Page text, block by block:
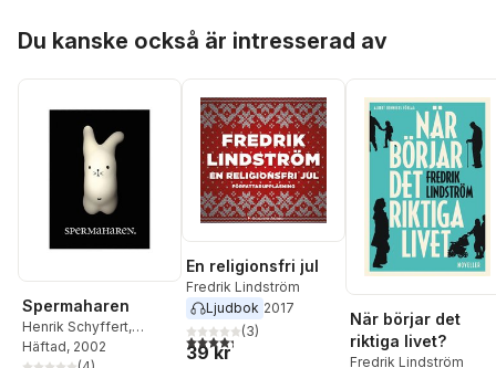
Oscarson ,Alf
Bjärvall
Du kanske också är intresserad av
Spermaharen
Henrik Schyffert,
Robert Gustafsson
Häftad, 2002
En religionsfri jul
Fredrik Lindström
Ljudbok 2017
4,3utav 5 stjärnor. Totalt antal röster:
(3)
39 kr
När börjar det
riktiga livet?
Fredrik Lindström